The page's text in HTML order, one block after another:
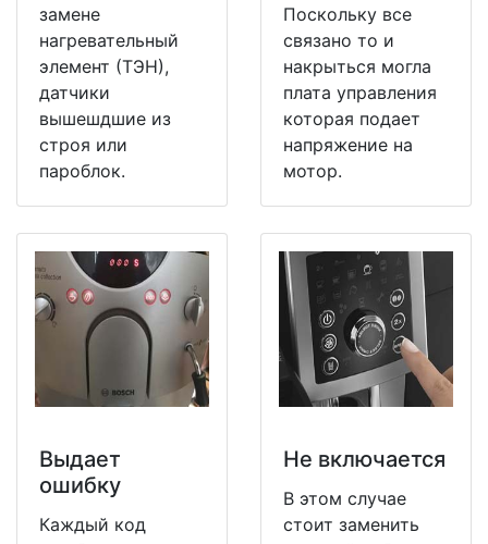
замене
нагревательный
элемент (ТЭН),
датчики
вышешдшие из
строя или
пароблок.
Поскольку все
связано то и
накрыться могла
плата управления
которая подает
напряжение на
мотор.
Выдает
ошибку
Каждый код
Не включается
В этом случае
стоит заменить